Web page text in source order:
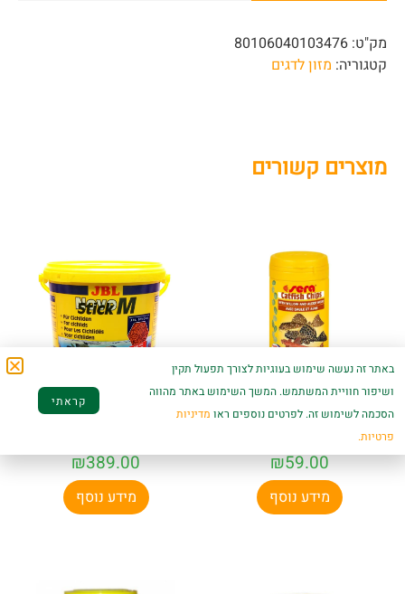
מק"ט: 80106040103476
קטגוריה: מזון לדגים
מוצרים קשורים
סרה קטפיש צ'יפס 110
גרם Sera Wels Chips
₪59.00
מידע נוסף
נובו סטיק ציקלידים 5.5
₪389.00
מידע נוסף
באתר זה נעשה שימוש בעוגיות לצורך תפעול תקין
ושיפור חוויית המשתמש. המשך השימוש באתר מהווה
הסכמה לשימוש זה. לפרטים נוספים ראו מדיניות
פרטיות.
קראתי